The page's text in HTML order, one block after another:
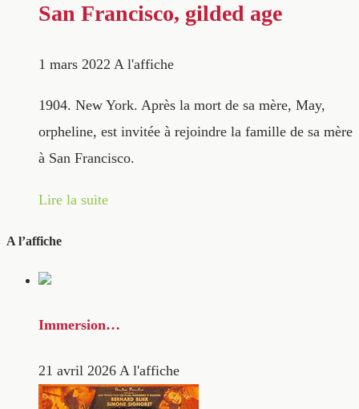
San Francisco, gilded age
1 mars 2022 A l'affiche
1904. New York. Après la mort de sa mère, May,
orpheline, est invitée à rejoindre la famille de sa mère
à San Francisco.
Lire la suite
A l’affiche
Immersion…
21 avril 2026 A l'affiche